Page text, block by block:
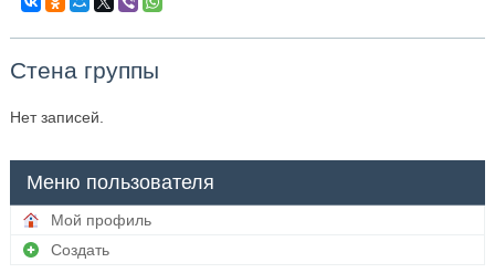
Стена группы
Нет записей.
Меню пользователя
Мой профиль
Создать